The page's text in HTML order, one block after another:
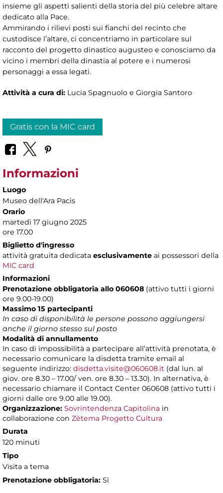
insieme gli aspetti salienti della storia del più celebre altare
dedicato alla Pace.
Ammirando i rilievi posti sui fianchi del recinto che
custodisce l’altare, ci concentriamo in particolare sul
racconto del progetto dinastico augusteo e conosciamo da
vicino i membri della dinastia al potere e i numerosi
personaggi a essa legati.
Attività a cura di: Lucia Spagnuolo e Giorgia Santoro
Gratis con la MIC card
Informazioni
Luogo
Museo dell'Ara Pacis
Orario
martedì 17 giugno 2025
ore 17.00
Biglietto d'ingresso
attività gratuita dedicata esclusivamente ai possessori della
MIC card
Informazioni
Prenotazione obbligatoria allo 060608 (attivo tutti i giorni
ore 9.00-19.00)
Massimo 15 partecipanti
In caso di disponibilità le persone possono aggiungersi
anche il giorno stesso sul posto
Modalità di annullamento
In caso di impossibilità a partecipare all’attività prenotata, è
necessario comunicare la disdetta tramite email al
seguente indirizzo: disdetta.visite@060608.it (dal lun. al
giov. ore 8.30 – 17.00/ ven. ore 8.30 – 13.30). In alternativa, è
necessario chiamare il Contact Center 060608 (attivo tutti i
giorni dalle ore 9.00 alle 19.00).
Organizzazione: Sovrintendenza Capitolina in
collaborazione con Zètema Progetto Cultura
Durata
120 minuti
Tipo
Visita a tema
Prenotazione obbligatoria: Sì